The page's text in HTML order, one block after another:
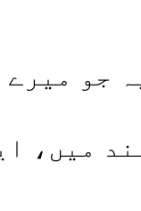
جو
میں،